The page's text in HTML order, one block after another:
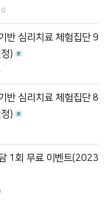
반 심리치료 체험집단 9
정)
반 심리치료 체험집단 8
정)
1회 무료 이벤트(2023